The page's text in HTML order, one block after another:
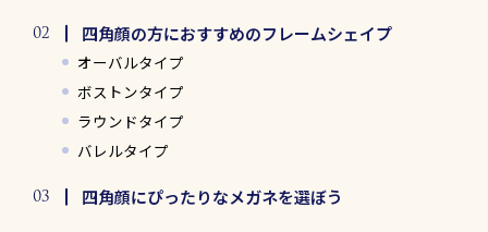
四角顔の方におすすめのフレームシェイプ
オーバルタイプ
ボストンタイプ
ラウンドタイプ
バレルタイプ
四角顔にぴったりなメガネを選ぼう